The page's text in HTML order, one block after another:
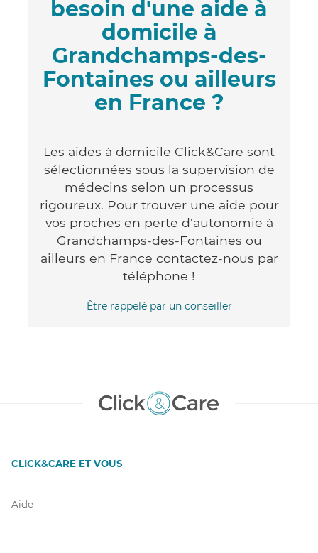
besoin d'une aide à
domicile à
Grandchamps-des-
Fontaines ou ailleurs
en France ?
Les aides à domicile Click&Care sont
sélectionnées sous la supervision de
médecins selon un processus
rigoureux. Pour trouver une aide pour
vos proches en perte d'autonomie à
Grandchamps-des-Fontaines ou
ailleurs en France contactez-nous par
téléphone !
Être rappelé par un conseiller
CLICK&CARE ET VOUS
Aide